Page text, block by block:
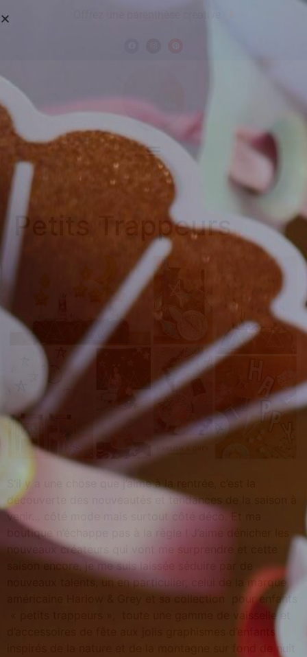
Petits Trappeurs
S’il y a une chose que j’aime à la rentrée, c’est la
découverte des nouveautés et tendances de la saison à
venir… côté mode mais surtout côté déco. Et ma
boutique n’échappe pas à la règle ! J’aime dénicher les
nouveaux créateurs qui vont me surprendre et cette
saison encore, je me suis laissée séduire par de
nouveaux talents, un en particulier, celui de la marque
américaine Harlow & Grey et sa collection pour enfants
« petits trappeurs », toute une gamme de vaisselle et
d’accessoires de fête aux jolis graphismes d’enfants
inspirés de la nature et de la montagne sur fond de nuit